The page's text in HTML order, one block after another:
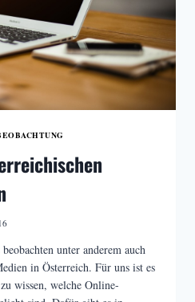
unter anderem auch
in Österreich. Für uns ist es
wissen, welche Online-